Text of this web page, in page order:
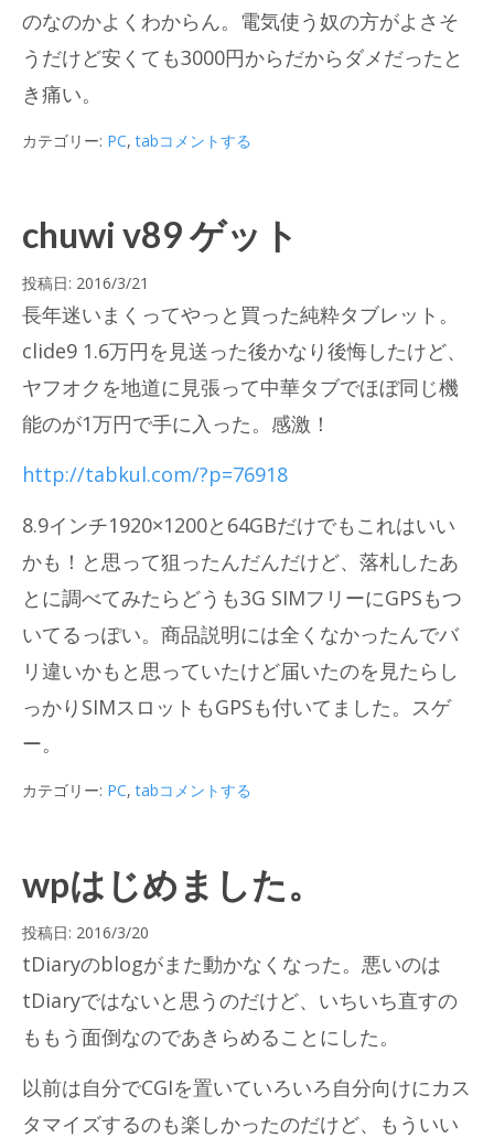
のなのかよくわからん。電気使う奴の方がよさそ
うだけど安くても3000円からだからダメだったと
き痛い。
カテゴリー: PC,tabコメントする
chuwi v89 ゲット
投稿日: 2016/3/21
長年迷いまくってやっと買った純粋タブレット。
clide9 1.6万円を見送った後かなり後悔したけど、
ヤフオクを地道に見張って中華タブでほぼ同じ機
能のが1万円で手に入った。感激！
http://tabkul.com/?p=76918
8.9インチ1920×1200と64GBだけでもこれはいい
かも！と思って狙ったんだんだけど、落札したあ
とに調べてみたらどうも3G SIMフリーにGPSもつ
いてるっぽい。商品説明には全くなかったんでバ
リ違いかもと思っていたけど届いたのを見たらし
っかりSIMスロットもGPSも付いてました。スゲ
ー。
カテゴリー: PC,tabコメントする
wpはじめました。
投稿日: 2016/3/20
tDiaryのblogがまた動かなくなった。悪いのは
tDiaryではないと思うのだけど、いちいち直すの
ももう面倒なのであきらめることにした。
以前は自分でCGIを置いていろいろ自分向けにカス
タマイズするのも楽しかったのだけど、もういい